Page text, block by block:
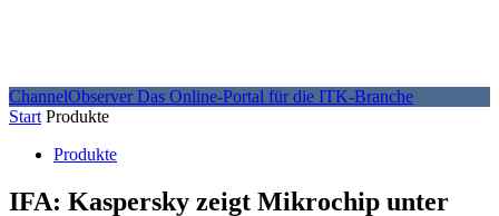
ChannelObserver Das Online-Portal für die ITK-Branche
Start Produkte
Produkte
IFA: Kaspersky zeigt Mikrochip unter